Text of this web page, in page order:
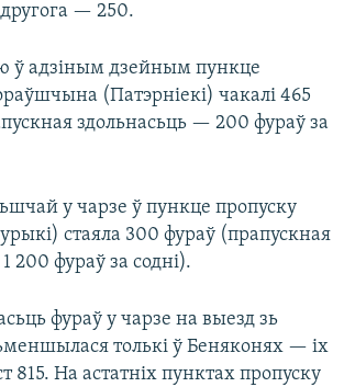
другога — 250.
ў адзіным дзейным пункце
(Патэрніекі) чакалі 465
здольнасьць — 200 фураў за
у чарзе ў пункце пропуску
стаяла 300 фураў (прапускная
200 фураў за содні).
фураў у чарзе на выезд зь
толькі ў Беняконях — іх
815. На астатніх пунктах пропуску